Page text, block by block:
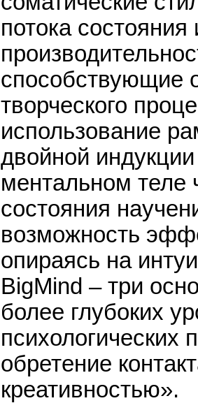
потока
способствующие
творческого
использование
двойной
ментальном теле
состояния
возможность
опираясь на
BigMind – три
более глубоких
психологических
обретение
креативностью».